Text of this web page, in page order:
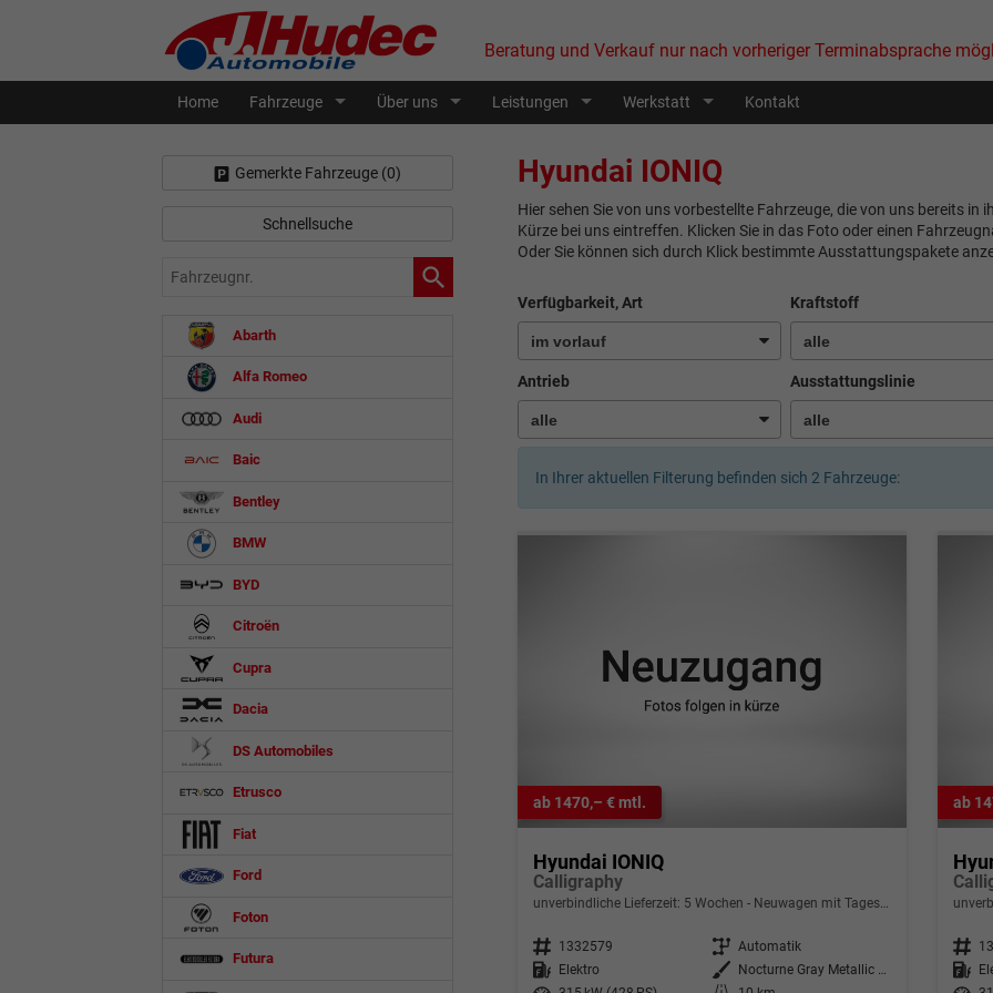
Beratung und Verkauf nur nach vorheriger Terminabsprache
Home Fahrzeuge Über uns Leistungen Werkstatt Kontakt
Hyundai IONIQ
Hier sehen Sie von uns vorbestellte Fahrzeuge, die von uns bereits
Kürze bei uns eintreffen. Klicken Sie in das Foto oder einen
Oder Sie können sich durch Klick bestimmte Ausstattungspakete
Verfügbarkeit, Art Kraftstoff
Antrieb Ausstattungslinie
In Ihrer aktuellen Filterung befinden sich 2 Fahrzeuge:
ab 1470,– € mtl.
Hyundai IONIQ
Calligraphy
unverbindliche Lieferzeit: 5 Wochen Neuwagen mit Tageszulassung
Fahrzeugnr. 1332579 Getriebe Automatik
Kraftstoff
Elektro Außenfarbe
Nocturne Gray Metallic T2G
ab
Fahrzeugnr.
Kraftstoff
Gemerkte Fahrzeuge (0)
Schnellsuche
Fahrzeugnr.
Abarth
Alfa Romeo
Audi
Baic
Bentley
BMW
BYD
Citroën
Cupra
Dacia
DS Automobiles
Etrusco
Fiat
Ford
Foton
Futura